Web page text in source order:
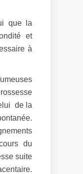
que la
et
à
de la
du
suite